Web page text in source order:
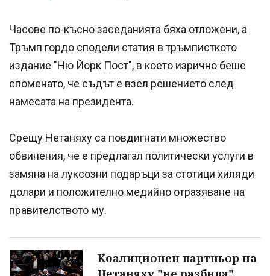
Часове по-късно заседанията бяха отложени, а
Тръмп гордо сподели статия в тръмписткото
издание "Ню Йорк Пост", в което изрично беше
споменато, че съдът е взел решението след
намесата на президента.
Срещу Нетаняху са повдигнати множество
обвинения, че е предлагал политически услуги в
замяна на луксозни подаръци за стотици хиляди
долари и положително медийно отразяване на
правителството му.
Коалиционен партньор на